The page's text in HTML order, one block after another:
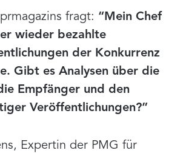
fragt: “Mein Chef
wieder bezahlte
der Konkurrenz
Gibt es Analysen über die
Empfänger und den
Veröffentlichungen?”
Expertin der PMG für